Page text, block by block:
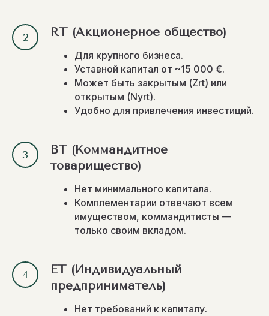
RT (Акционерное общество)
Для крупного бизнеса.
Уставной капитал от ~15 000 €.
Может быть закрытым (Zrt) или
открытым (Nyrt).
Удобно для привлечения инвестиций.
BT (Коммандитное
товарищество)
Нет минимального капитала.
Комплементарии отвечают всем
имуществом, коммандитисты —
только своим вкладом.
ET (Индивидуальный
предприниматель)
Нет требований к капиталу.